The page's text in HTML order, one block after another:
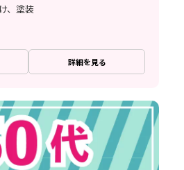
、塗装
詳細を見る